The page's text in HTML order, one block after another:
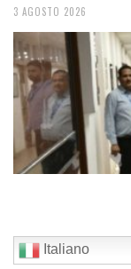
3 AGOSTO 2026
Italiano